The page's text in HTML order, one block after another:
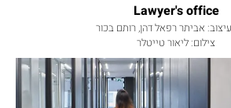
Lawyer's office
אביתר רפאל דהן, רותם בכור
צילום: ליאור טייטלר